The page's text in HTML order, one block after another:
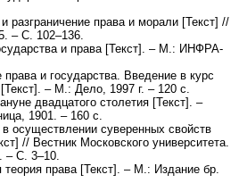
разграничение права и морали [Текст] //
– С. 102–136.
и права [Текст]. – М.: ИНФРА-
права и государства. Введение в курс
– М.: Дело, 1997 г. – 120 с.
двадцатого столетия [Текст]. –
1901. – 160 с.
осуществлении суверенных свойств
// Вестник Московского университета.
С. 3–10.
права [Текст]. – М.: Издание бр.